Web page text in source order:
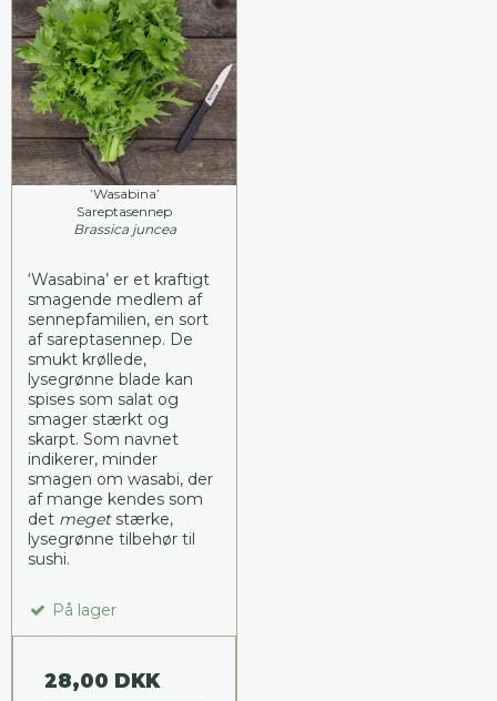
’Wasabina’
Sareptasennep
Brassica juncea
‘Wasabina’ er et kraftigt
smagende medlem af
sennepfamilien, en sort
af sareptasennep. De
smukt krøllede,
lysegrønne blade kan
spises som salat og
smager stærkt og
skarpt. Som navnet
indikerer, minder
smagen om wasabi, der
af mange kendes som
det megetstærke,
lysegrønne tilbehør til
sushi.
På lager
28,00 DKK